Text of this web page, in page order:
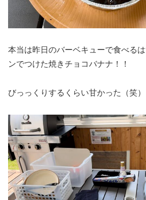
本当は昨日のバーベキューで食べる
ンでつけた焼きチョコバナナ！！
びっっくりするくらい甘かった（笑）